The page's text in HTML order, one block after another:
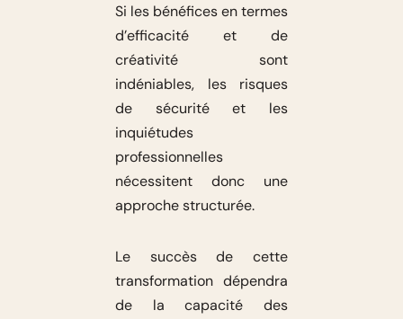
Si les bénéfices en termes
d’efficacité et de
créativité sont
indéniables, les risques
de sécurité et les
inquiétudes
professionnelles
nécessitent donc une
approche structurée.
Le succès de cette
transformation dépendra
de la capacité des